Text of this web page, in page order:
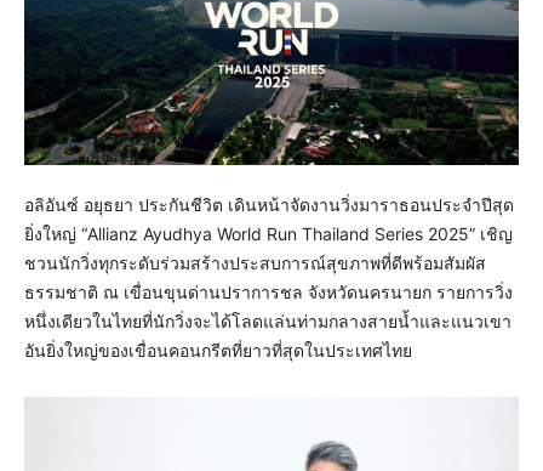
อลิอันซ์ อยุธยา ประกันชีวิต เดินหน้าจัดงานวิ่งมาราธอนประจำปีสุด
ยิ่งใหญ่ “Allianz Ayudhya World Run Thailand Series 2025” เชิญ
ชวนนักวิ่งทุกระดับร่วมสร้างประสบการณ์สุขภาพที่ดีพร้อมสัมผัส
ธรรมชาติ ณ เขื่อนขุนด่านปราการชล จังหวัดนครนายก รายการวิ่ง
หนึ่งเดียวในไทยที่นักวิ่งจะได้โลดแล่นท่ามกลางสายน้ำและแนวเขา
อันยิ่งใหญ่ของเขื่อนคอนกรีตที่ยาวที่สุดในประเทศไทย